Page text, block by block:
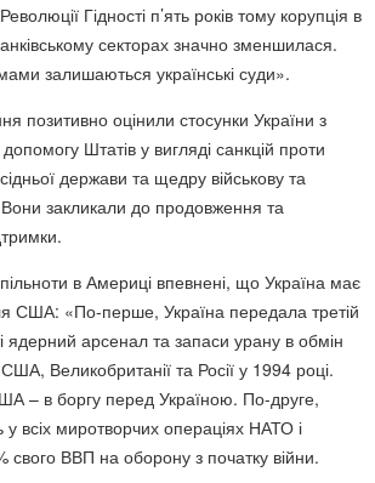
Гідності п’ять років тому корупція в
секторах значно зменшилася.
залишаються українські суди».
позитивно оцінили стосунки України з
Штатів у вигляді санкцій проти
держави та щедру військову та
закликали до продовження та
в Америці впевнені, що Україна має
США: «По-перше, Україна передала третій
ядерний арсенал та запаси урану в обмін
Великобританії та Росії у 1994 році.
– в боргу перед Україною. По-друге,
у всіх миротворчих операціях НАТО і
свого ВВП на оборону з початку війни.